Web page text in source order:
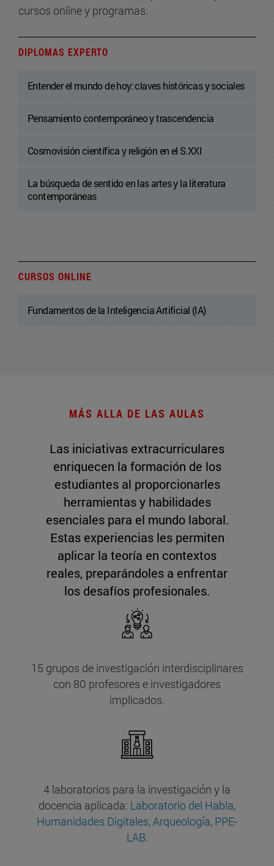
cursos online y programas.
DIPLOMAS EXPERTO
Entender el mundo de hoy: claves históricas y sociales
Pensamiento contemporáneo y trascendencia
Cosmovisión científica y religión en el S.XXI
La búsqueda de sentido en las artes y la literatura
contemporáneas
CURSOS ONLINE
Fundamentos de la Inteligencia Artificial (IA)
MÁS ALLA DE LAS AULAS
Las iniciativas extracurriculares
enriquecen la formación de los
estudiantes al proporcionarles
herramientas y habilidades
esenciales para el mundo laboral.
Estas experiencias les permiten
aplicar la teoría en contextos
reales, preparándoles a enfrentar
los desafíos profesionales.
15 grupos de investigación interdisciplinares
con 80 profesores e investigadores
implicados.
4 laboratorios para la investigación y la
docencia aplicada: Laboratorio del Habla,
Humanidades Digitales,Arqueología, PPE-
LAB.